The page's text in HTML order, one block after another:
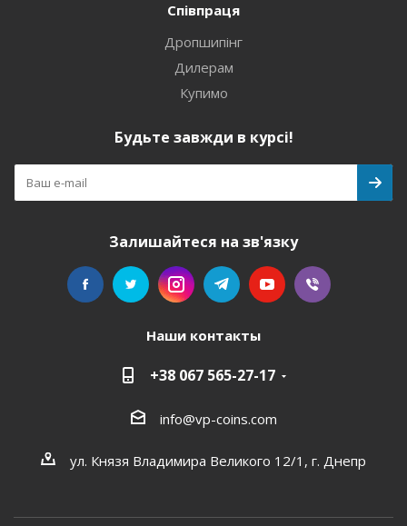
Співпраця
Дропшипінг
Дилерам
Купимо
Будьте завжди в курсі!
Залишайтеся на зв'язку
Наши контакты
+38 067 565-27-17
info@vp-coins.com
ул. Князя Владимира Великого 12/1, г. Днепр